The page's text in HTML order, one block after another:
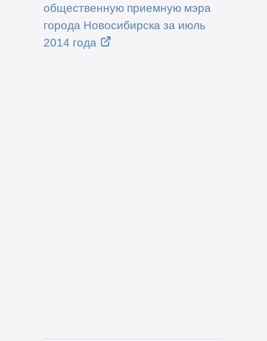
общественную приемную мэра
города Новосибирска за июль
2014 года